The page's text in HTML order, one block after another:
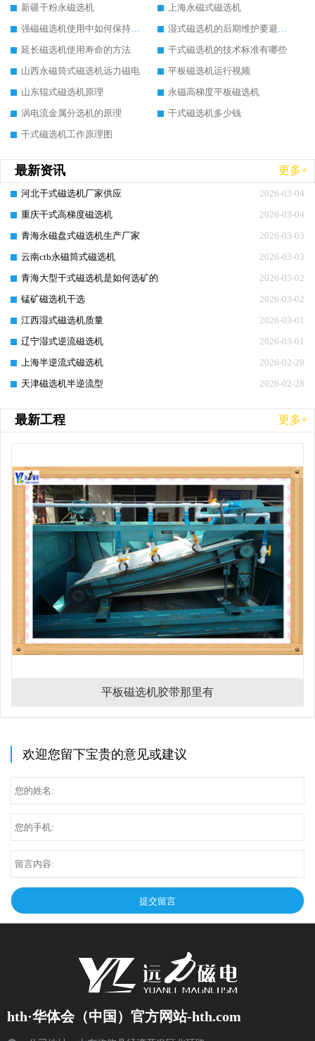
新疆干粉永磁选机
上海永磁式磁选机
延长磁选机使用寿命的方法
干式磁选机的技术标准有哪些
山西永磁筒式磁选机远力磁电
平板磁选机运行视频
山东辊式磁选机原理
永磁高梯度平板磁选机
涡电流金属分选机的原理
干式磁选机多少钱
干式磁选机工作原理图
最新资讯 更多+
2026-03-04
河北干式磁选机厂家供应
2026-03-04
重庆干式高梯度磁选机
2026-03-03
青海永磁盘式磁选机生产厂家
2026-03-03
云南ctb永磁筒式磁选机
2026-03-02
青海大型干式磁选机是如何选矿的
2026-03-02
锰矿磁选机干选
2026-03-01
江西湿式磁选机质量
2026-03-01
辽宁湿式逆流磁选机
2026-02-28
上海半逆流式磁选机
2026-02-28
天津磁选机半逆流型
最新工程 更多+
平板磁选机胶带那里有
欢迎您留下宝贵的意见或建议
hth·华体会（中国）官方网站-hth.com